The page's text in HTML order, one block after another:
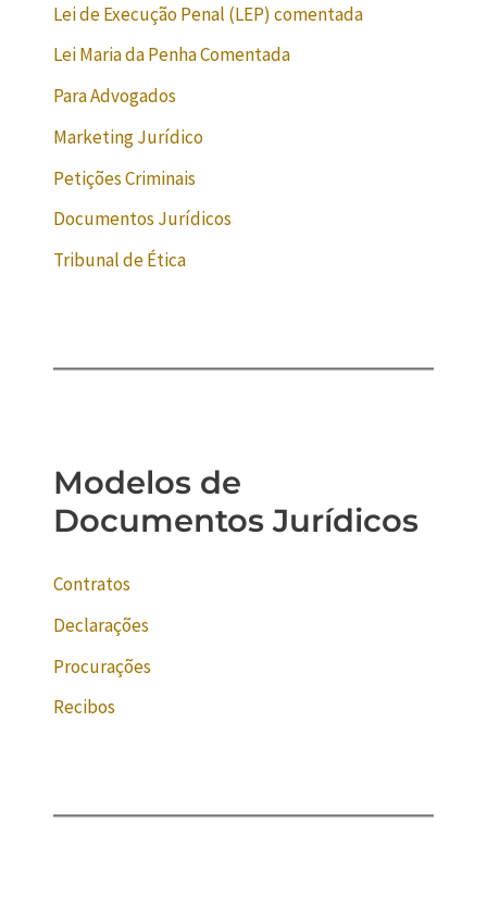
Lei de Execução Penal (LEP) comentada
Lei Maria da Penha Comentada
Para Advogados
Marketing Jurídico
Petições Criminais
Documentos Jurídicos
Tribunal de Ética
Modelos de
Documentos Jurídicos
Contratos
Declarações
Procurações
Recibos